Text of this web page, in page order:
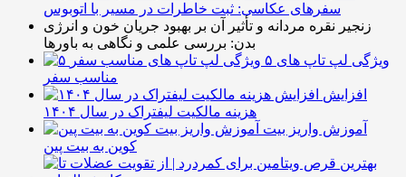
سفرهای عکاسی: ثبت خاطرات در مسیر با اتوبوس
زنجیر نقره مردانه و تأثیر آن بر بهبود جریان خون و انرژی
بدن: بررسی علمی و نگاهی به باورها
۵ ویژگی لپ تاپ های
مناسب سفر
افزایش
هزینه مالکیت لیفتراک در سال ۱۴۰۴
آموزش واریز بیت
کوین به بیت پین